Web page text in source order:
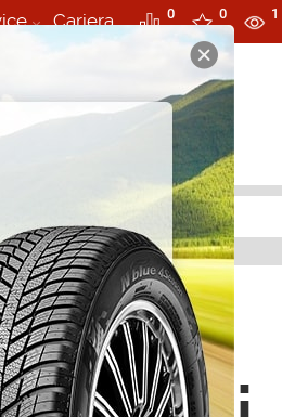
Cariera 0 0 1